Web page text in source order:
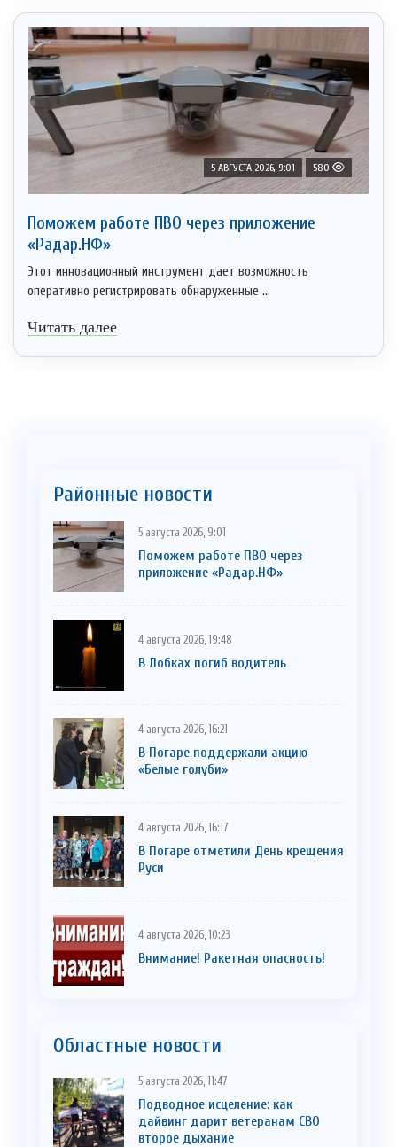
5 АВГУСТА 2026, 9:01 580
Поможем работе ПВО через приложение
«Радар.НФ»
Этот инновационный инструмент дает возможность
оперативно регистрировать обнаруженные ...
Читать далее
Районные новости
5 августа 2026, 9:01
Поможем работе ПВО через
приложение «Радар.НФ»
4 августа 2026, 19:48
В Лобках погиб водитель
4 августа 2026, 16:21
В Погаре поддержали акцию
«Белые голуби»
4 августа 2026, 16:17
В Погаре отметили День крещения
Руси
4 августа 2026, 10:23
Внимание! Ракетная опасность!
Областные новости
5 августа 2026, 11:47
Подводное исцеление: как
дайвинг дарит ветеранам СВО
второе дыхание